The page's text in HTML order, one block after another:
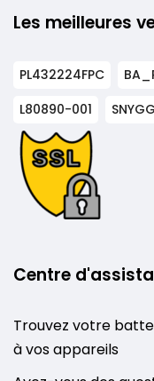
Les meilleures
PL432224FPC
L80890-001
Centre
Trouvez votre
à vos appareils